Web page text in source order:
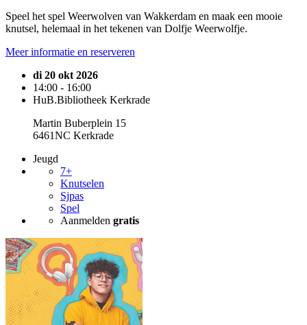
Speel het spel Weerwolven van Wakkerdam en maak een mooie
knutsel, helemaal in het tekenen van Dolfje Weerwolfje.
Meer informatie en reserveren
di 20 okt 2026
14:00 - 16:00
HuB.Bibliotheek Kerkrade
Martin Buberplein 15
6461NC Kerkrade
Jeugd
7+
Knutselen
Sjpas
Spel
Aanmelden gratis